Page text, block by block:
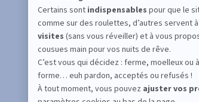
En cochant cette
informations
notre politique de
SUPPORT
Contactez-nous
FAQ